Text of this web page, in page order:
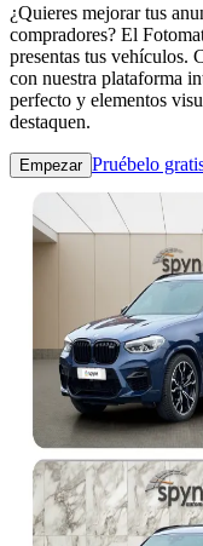
¿Quieres mejorar tus
compradores? El
presentas tus vehículos.
con nuestra plataforma
perfecto y elementos
destaquen.
Empezar Pruébelo